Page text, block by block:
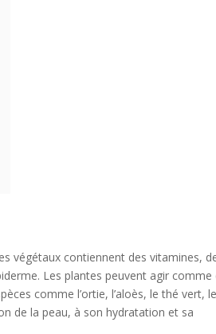
végétaux contiennent des vitamines,
Les plantes peuvent agir comme
comme l’ortie, l’aloès, le thé vert, le
de la peau, à son hydratation et sa